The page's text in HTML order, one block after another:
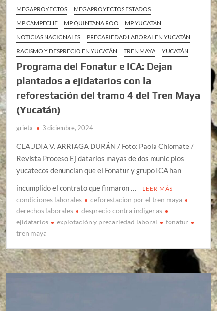
MEGAPROYECTOS
MEGAPROYECTOS ESTADOS
MP CAMPECHE
MP QUINTANA ROO
MP YUCATÁN
NOTICIAS NACIONALES
PRECARIEDAD LABORAL EN YUCATÁN
RACISMO Y DESPRECIO EN YUCATÁN
TREN MAYA YUCATÁN
Programa del Fonatur e ICA: Dejan
plantados a ejidatarios con la
reforestación del tramo 4 del Tren Maya
(Yucatán)
grieta 3 diciembre, 2024
CLAUDIA V. ARRIAGA DURÁN / Foto: Paola Chiomate /
Revista Proceso Ejidatarios mayas de dos municipios
yucatecos denuncian que el Fonatur y grupo ICA han
incumplido el contrato que firmaron …
LEER MÁS
condiciones laborales
deforestacion por el tren maya
derechos laborales
desprecio contra indigenas
ejidatarios
explotación y precariedad laboral
fonatur
tren maya